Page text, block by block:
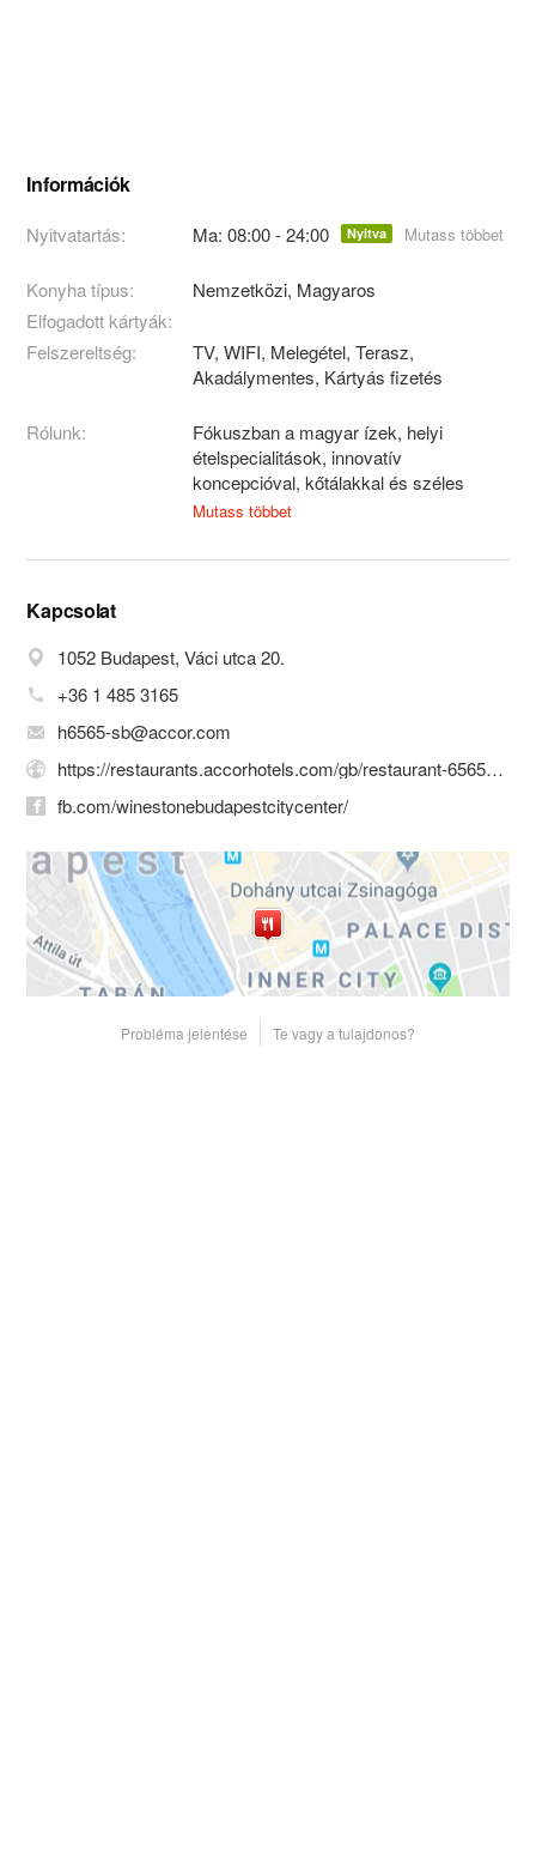
Információk
Nyitvatartás: Ma: 08:00 - 24:00 Nyitva Mutass többet
Konyha típus: Nemzetközi, Magyaros
Elfogadott kártyák:
Felszereltség:
TV, WIFI, Melegétel, Terasz,
Akadálymentes, Kártyás fizetés
Rólunk:
Fókuszban a magyar ízek, helyi
ételspecialitások, innovatív
koncepcióval, kőtálakkal és széles
borválasztékkal
A Váci utcában, a bevásárló utca
A Winestone étterem elgondolása két
a másik pedig a helyi ételspecialitások,
amelyeket attraktív prezentációval,
például egyes fogásokat, fekete kőpala
táblán tálalunk; innen ered a „Stone”
épül, amiben mi magyarok igen erősek
vagyunk. A Winestone része a
bejáratnál elhelyezett, az utcáról is jól
látható borbolt, ahol számos hazai és
nemzetközi borkülönlegességet
vásárolhatnak meg a betérők. Minden
növelve a gasztronómiai elményt.
Mutass többet
Kapcsolat
1052 Budapest, Váci utca 20.
+36 1 485 3165
h6565-sb@accor.com
https://restaurants.accorhotels.com/gb/restaurant-6565_R002-winestone-city-center-budapest.shtml
fb.com/winestonebudapestcitycenter/
Probléma jelentése Te vagy a tulajdonos?